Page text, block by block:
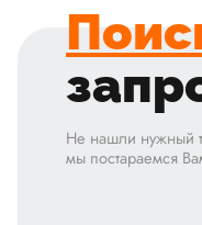
Не нашли нужный
мы постараемся